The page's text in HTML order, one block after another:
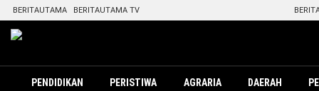
BERITAUTAMA BERITAUTAMA TV
PENDIDIKAN PERISTIWA AGRARIA DAERAH